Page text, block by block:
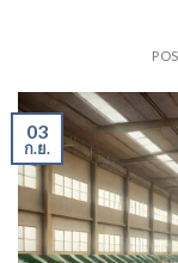
03
ก.ย.